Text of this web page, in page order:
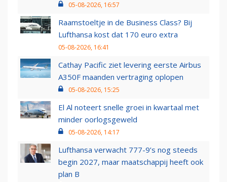
05-08-2026, 16:57
Raamstoeltje in de Business Class? Bij
Lufthansa kost dat 170 euro extra
05-08-2026, 16:41
Cathay Pacific ziet levering eerste Airbus
A350F maanden vertraging oplopen
05-08-2026, 15:25
El Al noteert snelle groei in kwartaal met
minder oorlogsgeweld
05-08-2026, 14:17
Lufthansa verwacht 777-9’s nog steeds
begin 2027, maar maatschappij heeft ook
plan B